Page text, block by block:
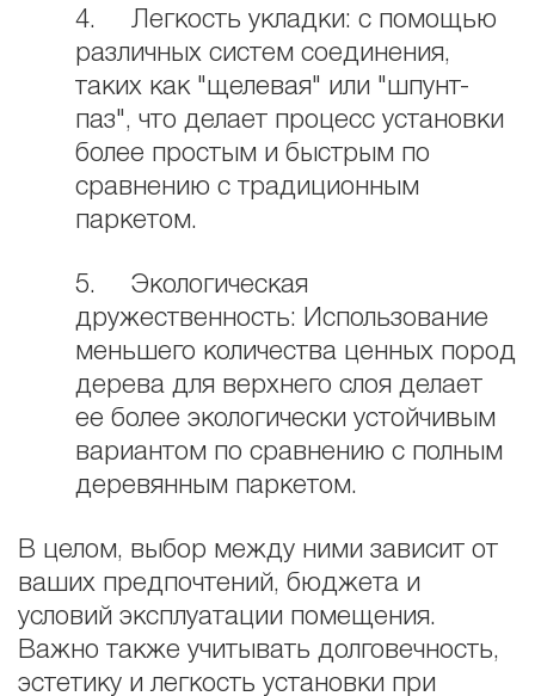
4. Легкость укладки: с помощью
различных систем соединения,
таких как "щелевая" или "шпунт-
паз", что делает процесс установки
более простым и быстрым по
сравнению с традиционным
паркетом.
5. Экологическая
дружественность: Использование
меньшего количества ценных пород
дерева для верхнего слоя делает
ее более экологически устойчивым
вариантом по сравнению с полным
деревянным паркетом.
В целом, выбор между ними зависит от
ваших предпочтений, бюджета и
условий эксплуатации помещения.
Важно также учитывать долговечность,
эстетику и легкость установки при